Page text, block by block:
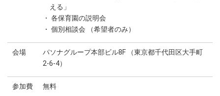
える」
・ 各保育園の説明会
・ 個別相談会 （希望者のみ）
会場
パソナグループ本部ビル8F （東京都千代田区大手町
2-6-4）
参加費 無料